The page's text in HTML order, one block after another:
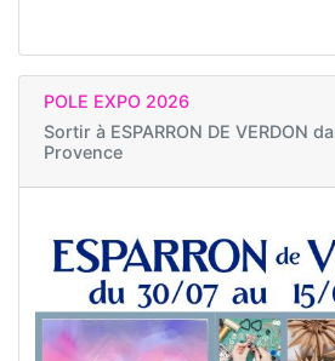
POLE EXPO 2026
Sortir à ESPARRON DE VERDON
Provence